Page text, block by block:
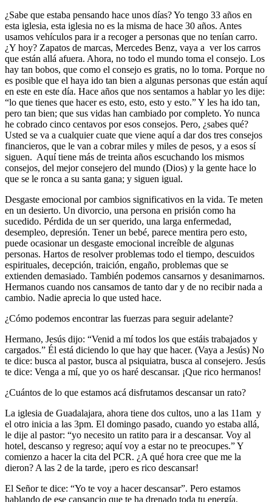
¿Sabe que estaba pensando hace unos días? Yo tengo 33 años en
esta iglesia, esta iglesia no es la misma de hace 30 años. Antes
usamos vehículos para ir a recoger a personas que no tenían carro.
¿Y hoy? Zapatos de marcas, Mercedes Benz, vaya a ver los carros
que están allá afuera. Ahora, no todo el mundo toma el consejo. Los
hay tan bobos, que como el consejo es gratis, no lo toma. Porque no
es posible que el haya ido tan bien a algunas personas que están aquí
en este en este día. Hace años que nos sentamos a hablar yo les dije:
“lo que tienes que hacer es esto, esto, esto y esto.” Y les ha ido tan,
pero tan bien; que sus vidas han cambiado por completo. Yo nunca
he cobrado cinco centavos por esos consejos. Pero, ¿sabes qué?
Usted se va a cualquier cuate que viene aquí a dar dos tres consejos
financieros, que le van a cobrar miles y miles de pesos, y a esos sí
siguen. Aquí tiene más de treinta años escuchando los mismos
consejos, del mejor consejero del mundo (Dios) y la gente hace lo
que se le ronca a su santa gana; y siguen igual.
Desgaste emocional por cambios significativos en la vida. Te meten
en un desierto. Un divorcio, una persona en prisión como ha
sucedido. Pérdida de un ser querido, una larga enfermedad,
desempleo, depresión. Tener un bebé, parece mentira pero esto,
puede ocasionar un desgaste emocional increíble de algunas
personas. Hartos de resolver problemas todo el tiempo, descuidos
espirituales, decepción, traición, engaño, problemas que se
extienden demasiado. También podemos cansarnos y desanimarnos.
Hermanos cuando nos cansamos de tanto dar y de no recibir nada a
cambio. Nadie aprecia lo que usted hace.
¿Cómo podemos encontrar las fuerzas para seguir adelante?
Hermano, Jesús dijo: “Venid a mí todos los que estáis trabajados y
cargados.” Él está diciendo lo que hay que hacer. (Vaya a Jesús) No
te dice: busca al pastor, busca al psiquiatra, busca al consejero. Jesús
te dice: Venga a mí, que yo os haré descansar. ¡Que rico hermanos!
¿Cuántos de lo que estamos acá disfrutamos descansar un rato?
La iglesia de Guadalajara, ahora tiene dos cultos, uno a las 11am y
el otro inicia a las 3pm. El domingo pasado, cuando yo estaba allá,
le dije al pastor: “yo necesito un ratito para ir a descansar. Voy al
hotel, descanso y regreso; aquí voy a estar no te preocupes.” Y
comienzo a hacer la cita del PCR. ¿A qué hora cree que me la
dieron? A las 2 de la tarde, ¡pero es rico descansar!
El Señor te dice: “Yo te voy a hacer descansar”. Pero estamos
hablando de ese cansancio que te ha drenado toda tu energía.